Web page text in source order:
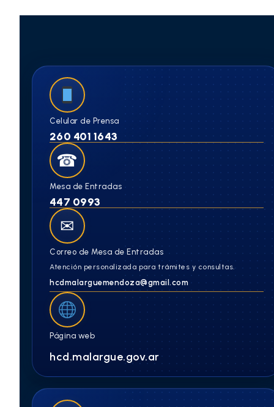
Celular de Prensa
260 401 1643
☎
Mesa de Entradas
447 0993
✉
Correo de Mesa de Entradas
Atención personalizada para trámites y consultas.
hcdmalarguemendoza@gmail.com
Página web
hcd.malargue.gov.ar